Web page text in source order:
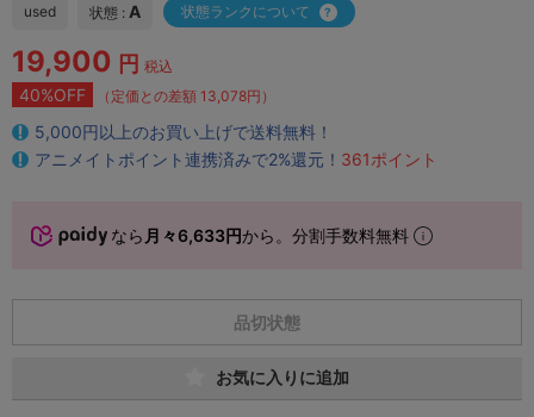
used 状態 : A 状態ランクについて
19,900 円 税込
40%OFF （定価との差額 13,078円）
5,000円以上のお買い上げで送料無料！
アニメイトポイント連携済みで2%還元！ 361ポイント
なら 月々6,633円から。分割手数料無料
品切状態
お気に入りに追加